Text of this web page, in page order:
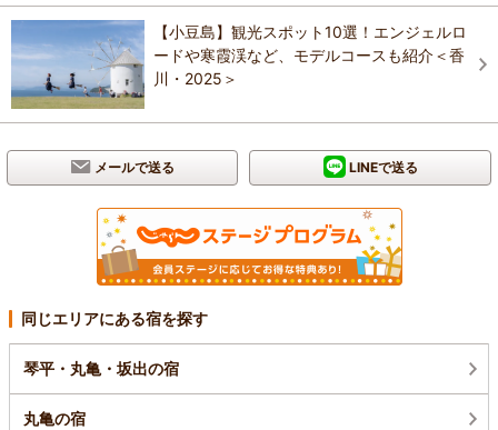
【小豆島】観光スポット10選！エンジェルロ
ードや寒霞渓など、モデルコースも紹介＜香
川・2025＞
メールで送る LINEで送る
同じエリアにある宿を探す
琴平・丸亀・坂出の宿
丸亀の宿